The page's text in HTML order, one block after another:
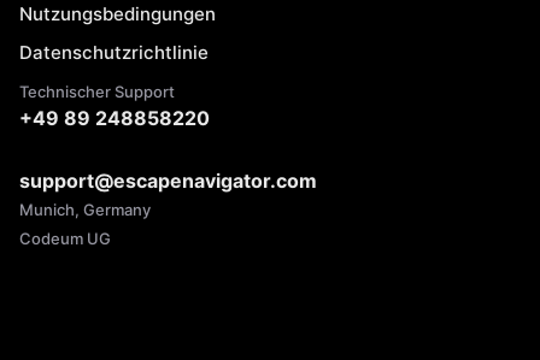
Nutzungsbedingungen
Datenschutzrichtlinie
Technischer Support
+49 89 248858220
support@escapenavigator.com
Munich, Germany
Codeum UG